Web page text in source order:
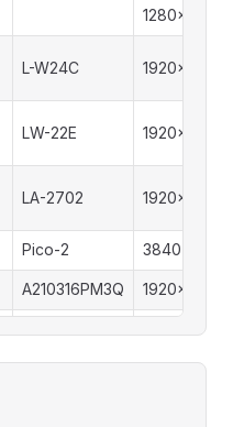
1280x1024
L-W24C 1920x1080
LW-22E 1920x1080
LA-2702 1920x1080
Pico-2 3840x2160
A210316PM3Q 1920x1080
3840x2160
HDMI 1600x900